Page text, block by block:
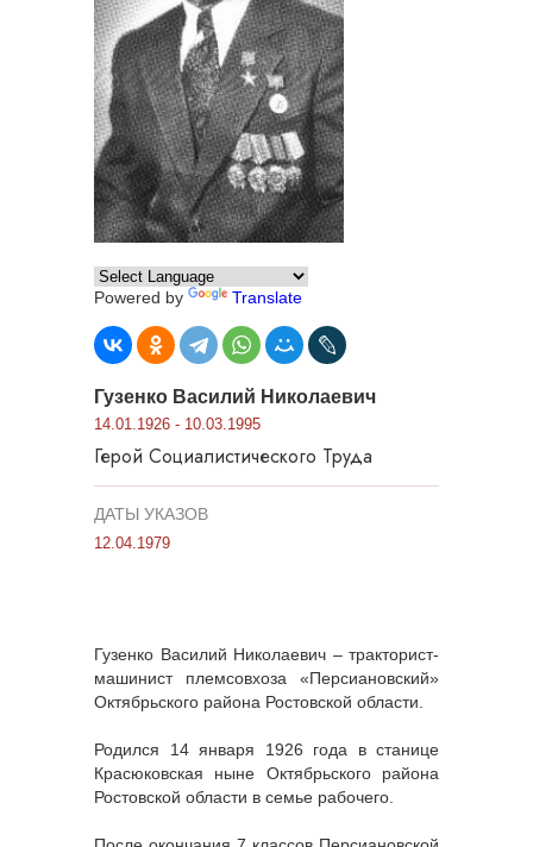
Powered by Translate
Гузенко Василий Николаевич
14.01.1926 - 10.03.1995
Герой Социалистического Труда
ДАТЫ УКАЗОВ
12.04.1979
Гузенко Василий Николаевич – тракторист-
машинист племсовхоза «Персиановский»
Октябрьского района Ростовской области.
Родился 14 января 1926 года в станице
Красюковская ныне Октябрьского района
Ростовской области в семье рабочего.